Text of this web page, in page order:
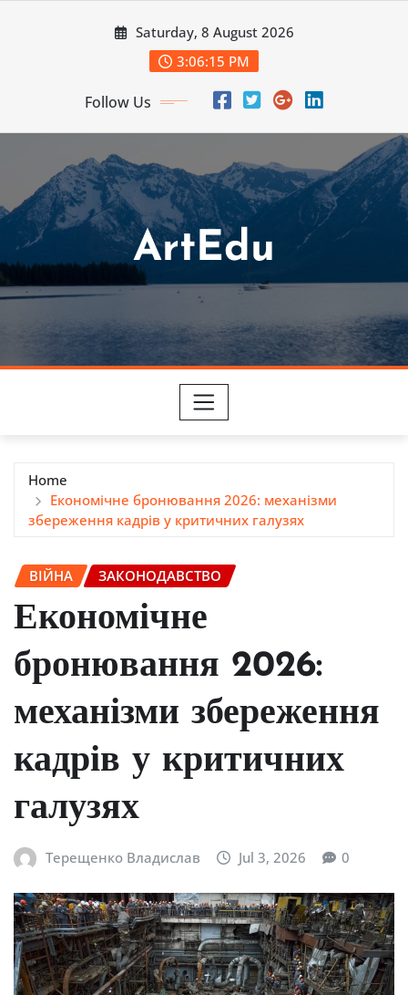
Saturday, 8 August 2026
3:06:17 PM
Follow Us
ArtEdu
Home
Економічне бронювання 2026: механізми
збереження кадрів у критичних галузях
ВІЙНА ЗАКОНОДАВСТВО
Економічне
бронювання 2026:
механізми збереження
кадрів у критичних
галузях
Терещенко Владислав Jul 3, 2026 0